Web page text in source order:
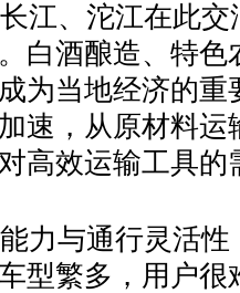
江、沱江在此
白酒酿造、特
为当地经济的
速，从原材料
高效运输工具的
力与通行灵活
型繁多，用户